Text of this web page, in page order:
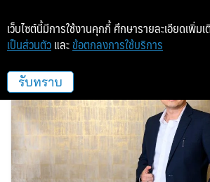
พริ้นซิเพิล แคปิตอล
เว็บไซต์นี้มีการใช้งานคุกกี้ ศึกษารายละเอียดเพิ่มเ
เป็นส่วนตัว และ ข้อตกลงการใช้บริการ
รับทราบ